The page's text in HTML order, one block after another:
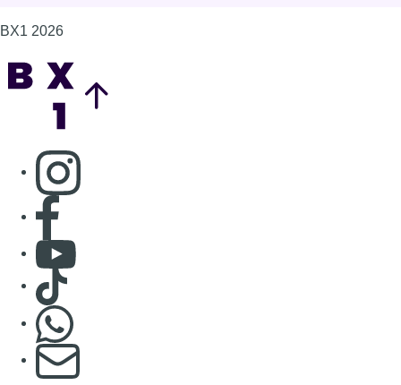
BX1 2026
Consulter page Instagram
Consulter page Facebook
Consulter Youtube
Consulter TikTok
S'abonner à notre newsletter